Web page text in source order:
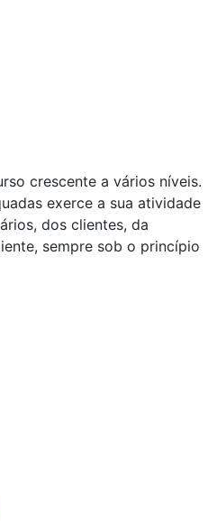
crescente a vários níveis.
exerce a sua atividade
dos clientes, da
sempre sob o princípio